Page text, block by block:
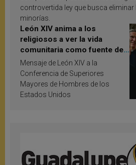
controvertida ley que busca eliminar
minorías.
León XIV anima a los
religiosos a ver la vida
comunitaria como fuente de
inspiración y santificación
Mensaje de León XIV a la
Conferencia de Superiores
Mayores de Hombres de los
Estados Unidos